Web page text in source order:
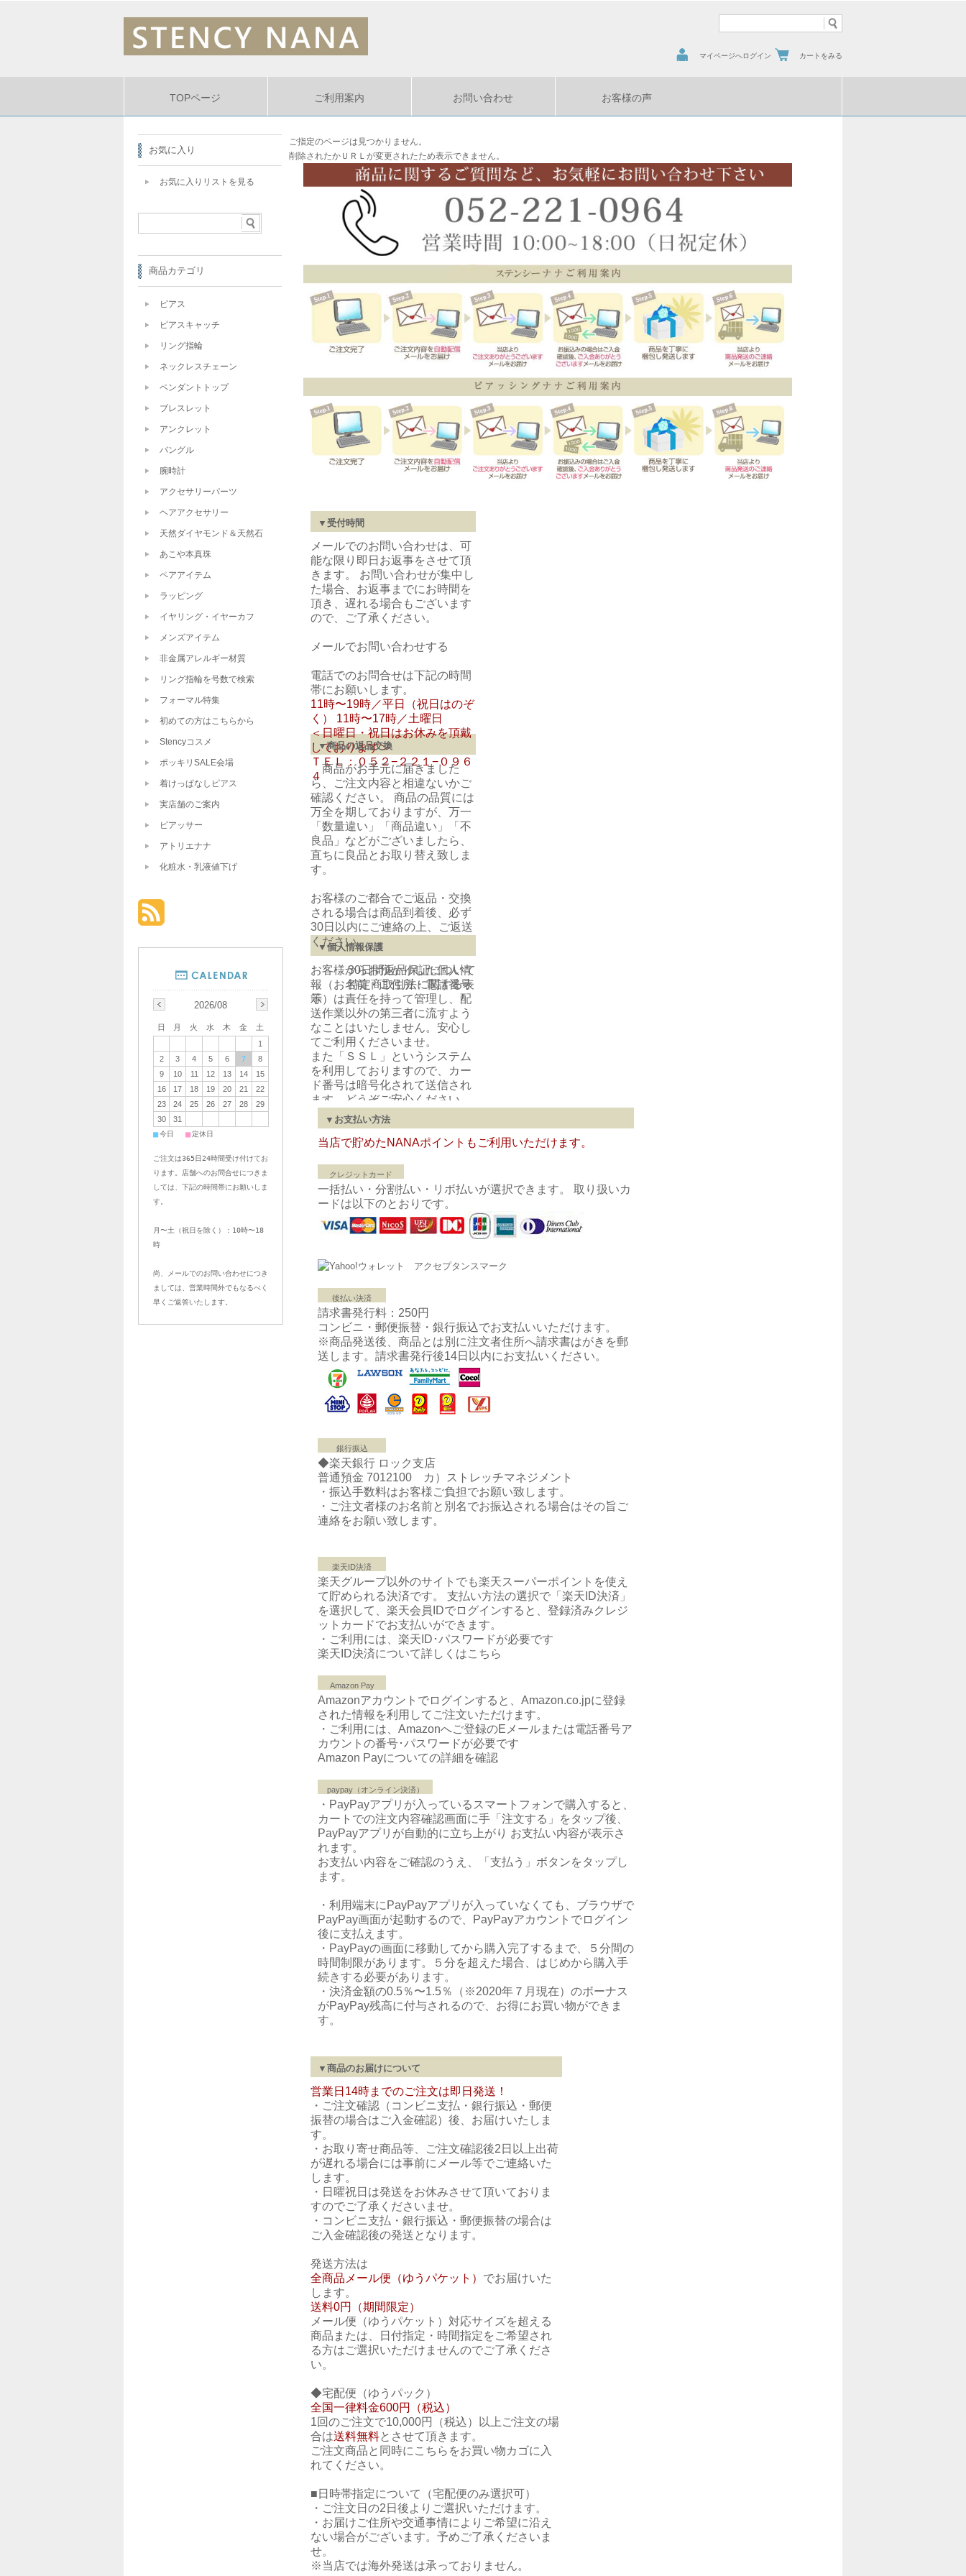
マイページへログイン カートをみる
TOPページ ご利用案内 お問い合わせ お客様の声
ご指定のページは見つかりません。
削除されたかＵＲＬが変更されたため表示できません。
▼受付時間
メールでのお問い合わせは、可
能な限り即日お返事をさせて頂
きます。 お問い合わせが集中し
た場合、お返事までにお時間を
頂き、遅れる場合もございます
ので、ご了承ください。
メールでお問い合わせする
電話でのお問合せは下記の時間
帯にお願いします。
11時〜19時／平日（祝日はのぞ
く） 11時〜17時／土曜日
＜日曜日・祝日はお休みを頂戴
しております＞
ＴＥＬ：０５２−２２１−０９６
４
▼商品の返品交換
商品がお手元に届きました
ら、ご注文内容と相違ないかご
確認ください。 商品の品質には
万全を期しておりますが、万一
「数量違い」「商品違い」「不
良品」などがございましたら、
直ちに良品とお取り替え致しま
す。
お客様のご都合でご返品・交換
される場合は商品到着後、必ず
30日以内にご連絡の上、ご返送
ください。
30日間返品保証について
特定商取引法に関する表
示
▼個人情報保護
お客様からお預かりした個人情
報（お名前・ご住所・電話番号
等）は責任を持って管理し、配
送作業以外の第三者に流すよう
なことはいたしません。安心し
てご利用くださいませ。
また「ＳＳＬ」というシステム
を利用しておりますので、カー
ド番号は暗号化されて送信され
ます。どうぞご安心ください。
プライバシーポリシー
運営会社概要
▼お支払い方法
当店で貯めたNANAポイントもご利用いただけます。
クレジットカード
一括払い・分割払い・リボ払いが選択できます。 取り扱いカ
ードは以下のとおりです。
後払い決済
請求書発行料：250円
コンビニ・郵便振替・銀行振込でお支払いいただけます。
※商品発送後、商品とは別に注文者住所へ請求書はがきを郵
送します。請求書発行後14日以内にお支払いください。
銀行振込
◆楽天銀行 ロック支店
普通預金 7012100 カ）ストレッチマネジメント
・振込手数料はお客様ご負担でお願い致します。
・ご注文者様のお名前と別名でお振込される場合はその旨ご
連絡をお願い致します。
楽天ID決済
楽天グループ以外のサイトでも楽天スーパーポイントを使え
て貯められる決済です。 支払い方法の選択で「楽天ID決済」
を選択して、楽天会員IDでログインすると、登録済みクレジ
ットカードでお支払いができます。
・ご利用には、楽天ID･パスワードが必要です
楽天ID決済について詳しくはこちら
Amazon Pay
Amazonアカウントでログインすると、Amazon.co.jpに登録
された情報を利用してご注文いただけます。
・ご利用には、Amazonへご登録のEメールまたは電話番号ア
カウントの番号･パスワードが必要です
Amazon Payについての詳細を確認
paypay（オンライン決済）
・PayPayアプリが入っているスマートフォンで購入すると、
カートでの注文内容確認画面に手「注文する」をタップ後、
PayPayアプリが自動的に立ち上がり お支払い内容が表示さ
れます。
お支払い内容をご確認のうえ、「支払う」ボタンをタップし
ます。
・利用端末にPayPayアプリが入っていなくても、ブラウザで
PayPay画面が起動するので、PayPayアカウントでログイン
後に支払えます。
・PayPayの画面に移動してから購入完了するまで、５分間の
時間制限があります。５分を超えた場合、はじめから購入手
続きする必要があります。
・決済金額の0.5％〜1.5％（※2020年７月現在）のボーナス
がPayPay残高に付与されるので、お得にお買い物ができま
す。
決済方法についての詳細を確認
▼商品のお届けについて
営業日14時までのご注文は即日発送！
・ご注文確認（コンビニ支払・銀行振込・郵便
振替の場合はご入金確認）後、お届けいたしま
す。
・お取り寄せ商品等、ご注文確認後2日以上出荷
が遅れる場合には事前にメール等でご連絡いた
します。
・日曜祝日は発送をお休みさせて頂いておりま
すのでご了承くださいませ。
・コンビニ支払・銀行振込・郵便振替の場合は
ご入金確認後の発送となります。
発送方法は
全商品メール便（ゆうパケット） でお届けいた
します。
送料0円（期間限定）
メール便（ゆうパケット）対応サイズを超える
商品または、日付指定・時間指定をご希望され
る方はご選択いただけませんのでご了承くださ
い。
◆宅配便（ゆうパック）
全国一律料金600円（税込）
1回のご注文で10,000円（税込）以上ご注文の場
合は送料無料とさせて頂きます。
ご注文商品と同時に こちら をお買い物カゴに入
れてください。
■日時帯指定について（宅配便のみ選択可）
・ご注文日の2日後よりご選択いただけます。
・お届けご住所や交通事情によりご希望に沿え
ない場合がございます。予めご了承くださいま
せ。
※当店では海外発送は承っておりません。
お気に入り
お気に入りリストを見る
商品カテゴリ
ピアス
ピアスキャッチ
リング指輪
ネックレスチェーン
ペンダントトップ
ブレスレット
アンクレット
バングル
腕時計
アクセサリーパーツ
ヘアアクセサリー
天然ダイヤモンド＆天然石
あこや本真珠
ペアアイテム
ラッピング
イヤリング・イヤーカフ
メンズアイテム
非金属アレルギー材質
リング指輪を号数で検索
フォーマル特集
初めての方はこちらから
Stencyコスメ
ポッキリSALE会場
着けっぱなしピアス
実店舗のご案内
ピアッサー
アトリエナナ
化粧水・乳液値下げ
2026/08
日 月 火 水 木 金
土
1
2
3 4 5 6 7
8
9
10 11 12 13 14
15
16
17 18 19 20 21
22
23
24 25 26 27 28
29
30
31
■今日 ■定休日
ご注文は365日24時間受け付けてお
ります。店舗へのお問合せにつきま
しては、下記の時間帯にお願いしま
す。
月〜土（祝日を除く）：10時〜18
時
尚、メールでのお問い合わせにつき
ましては、営業時間外でもなるべく
早くご返答いたします。